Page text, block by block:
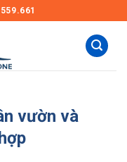
vườn và